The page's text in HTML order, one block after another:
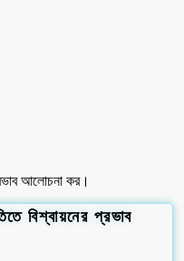
বিশ্বায়নের প্রভাব